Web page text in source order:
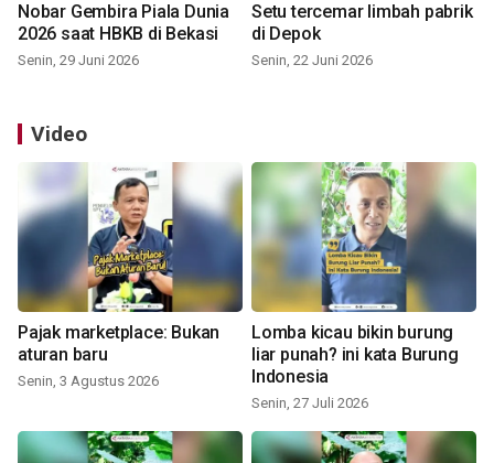
Nobar Gembira Piala Dunia
2026 saat HBKB di Bekasi
Senin, 29 Juni 2026
Setu tercemar limbah pabrik
di Depok
Senin, 22 Juni 2026
Video
Pajak marketplace: Bukan
aturan baru
Senin, 3 Agustus 2026
Lomba kicau bikin burung
liar punah? ini kata Burung
Indonesia
Senin, 27 Juli 2026